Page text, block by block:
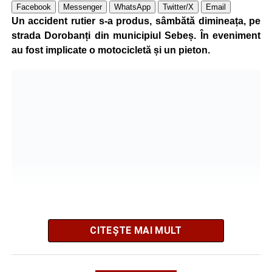
grave și a fost transportată la spital pentru acordarea de
îngrijiri medicale de specialitate.
Motociclistul a fost testat cu aparatul etilotest, rezultatul
Urmărește-ne pe Google News
Facebook Messenger WhatsApp Twitter/X Email
Un accident rutier s-a produs, sâmbătă dimineața, pe
strada Dorobanți din municipiul Sebeș. În eveniment
au fost implicate o motocicletă și un pieton.
Potrivit informațiilor transmise de pompieri, o femeie de 66
de ani, din municipiul Sebeș, a fost găsită inconștientă în
CITEȘTE MAI MULT